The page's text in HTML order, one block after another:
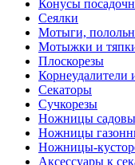
Конусы
Сеялки
Мотыги,
Мотыжки и
Плоскорезы
Корнеудалители
Секаторы
Сучкорезы
Ножницы
Ножницы
Ножницы-
Аксессуары к